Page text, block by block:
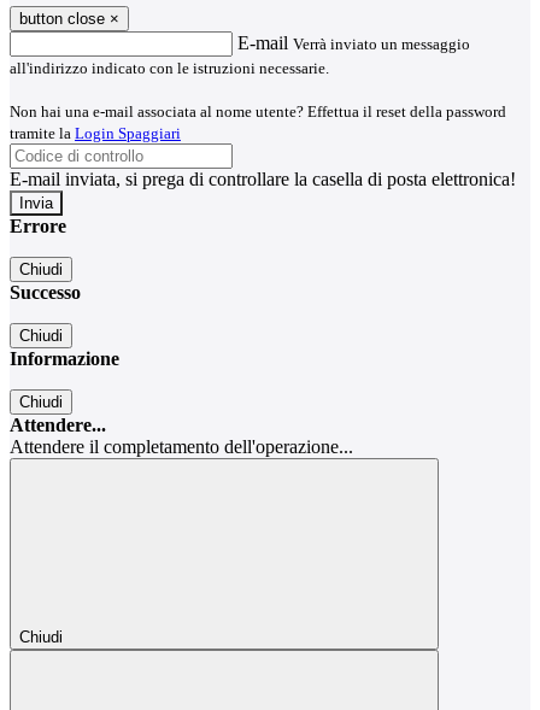
button close ×
E-mail Verrà inviato un messaggio
all'indirizzo indicato con le istruzioni necessarie.
Non hai una e-mail associata al nome utente? Effettua il reset della password
tramite la Login Spaggiari
E-mail inviata, si prega di controllare la casella di posta elettronica!
Errore
Chiudi
Successo
Chiudi
Informazione
Chiudi
Attendere...
Attendere il completamento dell'operazione...
Chiudi